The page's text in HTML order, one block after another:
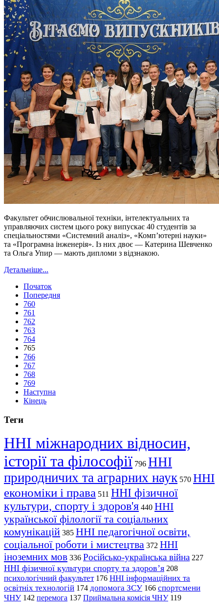
Факультет обчислювальної техніки, інтелектуальних та
управляючих систем цього року випускає 40 студентів за
спеціальностями «Системний аналіз», «Комп’ютерні науки»
та «Програмна інженерія». Із них двоє — Катерина Шевченко
та Ольга Упир — мають дипломи з відзнакою.
Детальніше...
Початок
Попередня
760
761
762
763
764
765
766
767
768
769
Наступна
Кінець
Теги
ННІ міжнародних відносин,
історії та філософії 796 ННІ
природничих та аграрних наук 570 ННІ
економіки і права 511 ННІ фізичної
культури, спорту і здоров'я 440 ННІ
української філології та соціальних
комунікацій 385 ННІ педагогічної освіти,
соціальної роботи і мистецтва 372 ННІ
іноземних мов 336 Російсько-українська війна 227
ННІ фізичної культури спорту та здоров’я 208
психологічний факультет 176 ННІ інформаційних та
освітніх технологій 174 допомога ЗСУ 166 спортсмени
ЧНУ 142 перемога 137 Приймальна комісія ЧНУ 119